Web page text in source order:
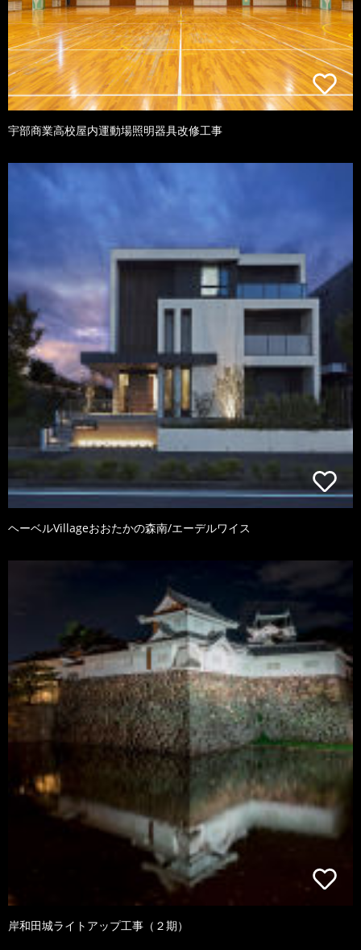
宇部商業高校屋内運動場照明器具改修工事
ヘーベルVillageおおたかの森南/エーデルワイス
岸和田城ライトアップ工事（２期）